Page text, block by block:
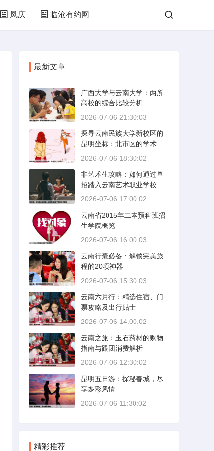
凤庆 临沧有约网
最新文章
广西大学与云南大学：两所
高校的综合比较分析
2026-07-06 21:30:03
探寻云南民族大学新校区的
昆明坐标：北市区的学术绿
洲
2026-07-06 18:30:02
非艺术生攻略：如何通过单
招踏入云南艺术职业学校的
艺术殿堂
2026-07-06 17:00:02
云南省2015年二本预科班招
生学院概览
2026-07-06 16:00:03
云南行囊必备：解锁完美旅
程的20项神器
2026-07-06 15:30:03
云南六月行：精选住宿、门
票攻略及出行贴士
2026-07-06 14:00:02
云南之旅：玉石药材的购物
指南与跟团消费解析
2026-07-06 12:30:02
昆明五日游：探秘春城，尽
享多彩风情
2026-07-06 11:30:02
精彩推荐